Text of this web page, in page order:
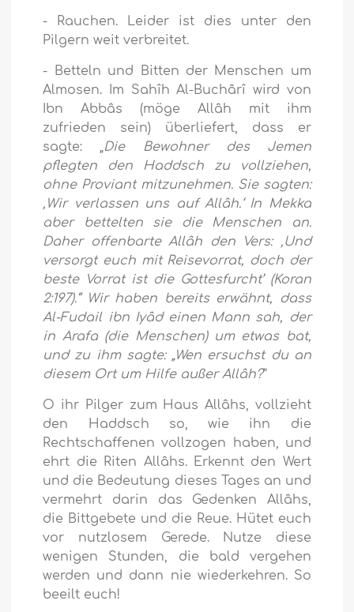
- Rauchen. Leider ist dies unter den
Pilgern weit verbreitet.
- Betteln und Bitten der Menschen um
Almosen. Im Sahîh Al-Buchârî wird von
Ibn Abbâs (möge Allâh mit ihm
zufrieden sein) überliefert, dass er
sagte: „Die Bewohner des Jemen
pflegten den Haddsch zu vollziehen,
ohne Proviant mitzunehmen. Sie sagten:
‚Wir verlassen uns auf Allâh.‘ In Mekka
aber bettelten sie die Menschen an.
Daher offenbarte Allâh den Vers: ‚Und
versorgt euch mit Reisevorrat, doch der
beste Vorrat ist die Gottesfurcht’(Koran
2:197).“ Wir haben bereits erwähnt, dass
Al-Fudail ibn Iyâd einen Mann sah, der
in Arafa (die Menschen) um etwas bat,
und zu ihm sagte: „Wen ersuchst du an
diesem Ort um Hilfe außer Allâh?“
O ihr Pilger zum Haus Allâhs, vollzieht
den Haddsch so, wie ihn die
Rechtschaffenen vollzogen haben, und
ehrt die Riten Allâhs. Erkennt den Wert
und die Bedeutung dieses Tages an und
vermehrt darin das Gedenken Allâhs,
die Bittgebete und die Reue. Hütet euch
vor nutzlosem Gerede. Nutze diese
wenigen Stunden, die bald vergehen
werden und dann nie wiederkehren. So
beeilt euch!